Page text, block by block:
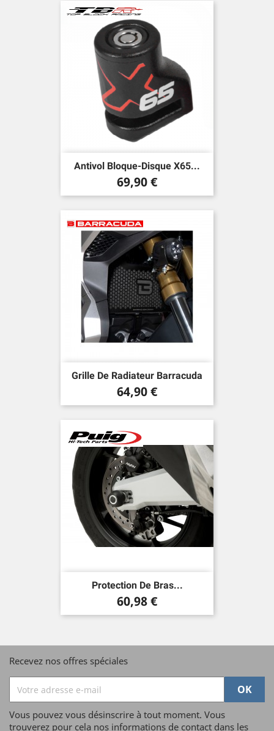
Antivol Bloque-Disque X65...
Prix
69,90 €
Grille De Radiateur Barracuda
Prix
64,90 €
Protection De Bras...
Prix
60,98 €
Recevez nos offres spéciales
Vous pouvez vous désinscrire à tout moment. Vous
trouverez pour cela nos informations de contact dans les